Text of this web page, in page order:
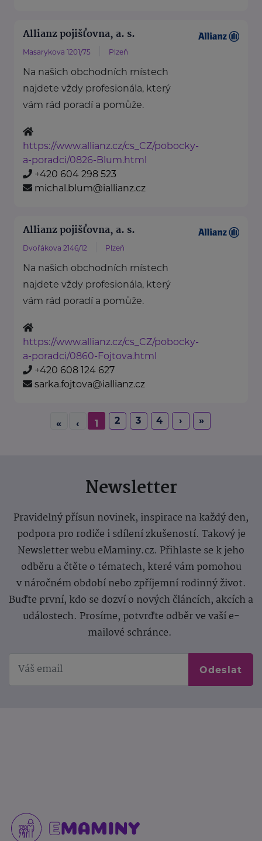
Allianz pojišťovna, a. s.
Masarykova 1201/75 Plzeň
Na našich obchodních místech
najdete vždy profesionála, který
vám rád poradí a pomůže.
https://www.allianz.cz/cs_CZ/pobocky-
a-poradci/0826-Blum.html
+420 604 298 523
michal.blum@iallianz.cz
Allianz pojišťovna, a. s.
Dvořákova 2146/12 Plzeň
Na našich obchodních místech
najdete vždy profesionála, který
vám rád poradí a pomůže.
https://www.allianz.cz/cs_CZ/pobocky-
a-poradci/0860-Fojtova.html
+420 608 124 627
sarka.fojtova@iallianz.cz
« ‹ 1 2 3 4 › »
Newsletter
Pravidelný přísun novinek, inspirace na každý den,
podpora pro rodiče i sdílení zkušeností. Takový je
Newsletter webu eMaminy.cz. Přihlaste se k jeho
odběru a čtěte o tématech, které vám pomohou
v náročném období nebo zpříjemní rodinný život.
Buďte první, kdo se dozví o nových článcích, akcích a
událostech. Prosíme, potvrďte odběr ve vaší e-
mailové schránce.
Odeslat